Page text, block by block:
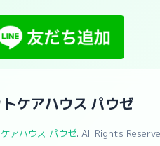
トケアハウス パウゼ
アハウス パウゼ. All Rights